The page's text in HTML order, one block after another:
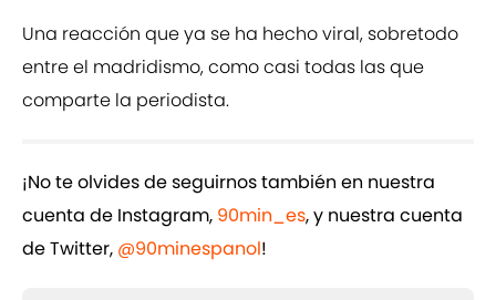
Una reacción que ya se ha hecho viral, sobretodo
entre el madridismo, como casi todas las que
comparte la periodista.
¡No te olvides de seguirnos también en nuestra
cuenta de Instagram, 90min_es, y nuestra cuenta
de Twitter, @90minespanol!